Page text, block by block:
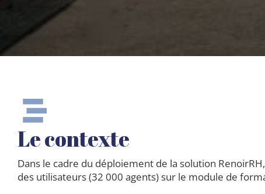
Le contexte
Dans le cadre du déploiement de la solution
des utilisateurs (32 000 agents) sur le module de